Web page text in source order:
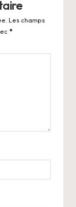
Les champs
*